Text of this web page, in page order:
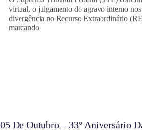
virtual, o julgamento do agravo interno nos
divergência no Recurso Extraordinário
marcando
05 De Outubro – 33° Aniversário